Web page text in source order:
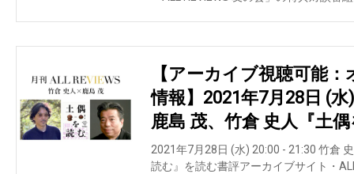
【アーカイブ視聴可能
情報】2021年7月28日 (水
鹿島 茂、竹倉 史人『土
2021年7月28日 (水) 20:00 - 21:30 竹倉
読む』を読む書評アーカイブサイト・